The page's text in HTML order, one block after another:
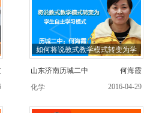
如何将说教式教学模式转变为学
山东济南历城二中
何海霞
化学
2016-04-29